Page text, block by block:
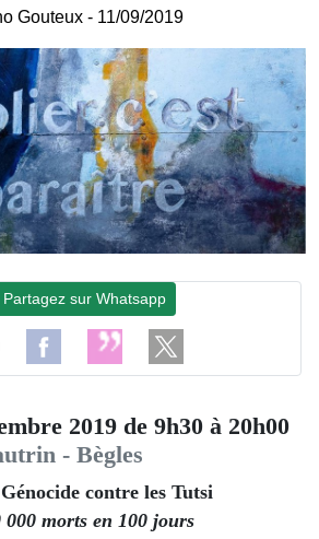
Gouteux- 11/09/2019
2019 de 9h30 à 20h00
- Bègles
contre les Tutsi
000 morts en 100 jours
sur Whatsapp